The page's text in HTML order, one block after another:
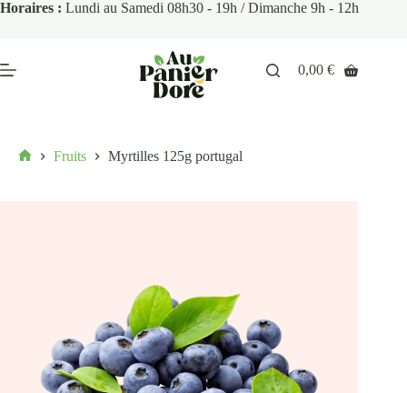
Horaires : Lundi au Samedi 08h30 - 19h / Dimanche 9h - 12h
0,00€
Fruits Myrtilles 125g portugal